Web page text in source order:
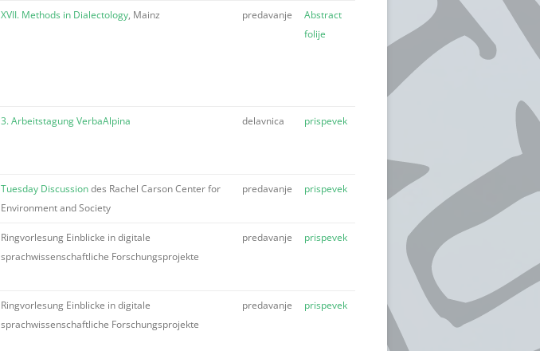
XVII. Methods in Dialectology, Mainz predavanje
Abstract
folije
3. Arbeitstagung VerbaAlpina delavnica prispevek
Tuesday Discussiondes Rachel Carson Center for
Environment and Society
predavanje prispevek
Ringvorlesung Einblicke in digitale
sprachwissenschaftliche Forschungsprojekte
predavanje prispevek
Ringvorlesung Einblicke in digitale
sprachwissenschaftliche Forschungsprojekte
predavanje prispevek